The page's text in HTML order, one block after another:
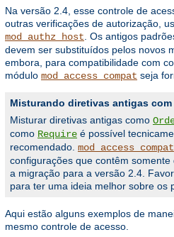
Na versão 2.4, esse controle de
outras verificações de autorização,
mod_authz_host . Os antigos
devem ser substituídos pelos novos
embora, para compatibilidade com
módulo mod_access_compat seja
Misturando diretivas antigas
Misturar diretivas antigas como
como Require é possível
recomendado. mod_access_compat
configurações que contêm
a migração para a versão 2.4.
para ter uma ideia melhor sobre os
Aqui estão alguns exemplos de
mesmo controle de acesso.